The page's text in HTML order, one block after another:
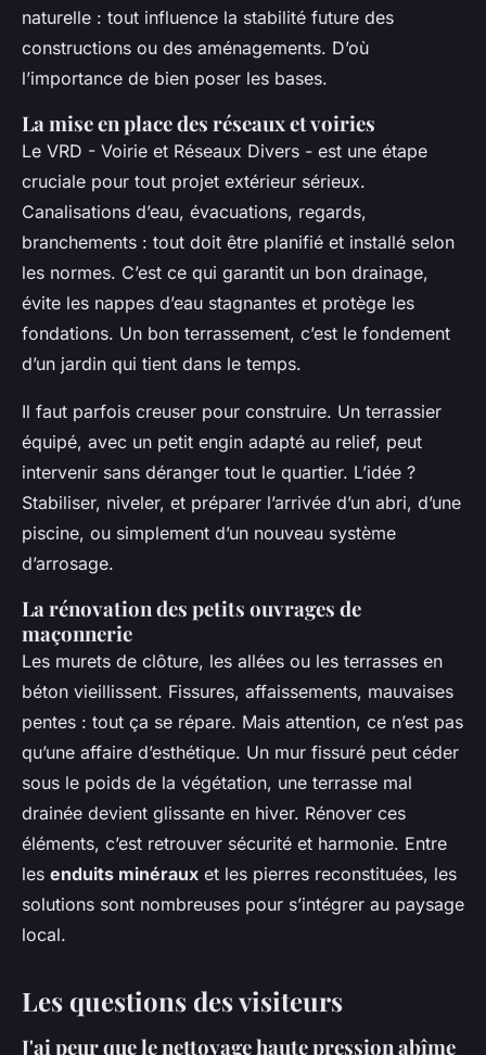
naturelle : tout influence la stabilité future des
constructions ou des aménagements. D’où
l’importance de bien poser les bases.
La mise en place des réseaux et voiries
Le VRD - Voirie et Réseaux Divers - est une étape
cruciale pour tout projet extérieur sérieux.
Canalisations d’eau, évacuations, regards,
branchements : tout doit être planifié et installé selon
les normes. C’est ce qui garantit un bon drainage,
évite les nappes d’eau stagnantes et protège les
fondations. Un bon terrassement, c’est le fondement
d’un jardin qui tient dans le temps.
Il faut parfois creuser pour construire. Un terrassier
équipé, avec un petit engin adapté au relief, peut
intervenir sans déranger tout le quartier. L’idée ?
Stabiliser, niveler, et préparer l’arrivée d’un abri, d’une
piscine, ou simplement d’un nouveau système
d’arrosage.
La rénovation des petits ouvrages de
maçonnerie
Les murets de clôture, les allées ou les terrasses en
béton vieillissent. Fissures, affaissements, mauvaises
pentes : tout ça se répare. Mais attention, ce n’est pas
qu’une affaire d’esthétique. Un mur fissuré peut céder
sous le poids de la végétation, une terrasse mal
drainée devient glissante en hiver. Rénover ces
éléments, c’est retrouver sécurité et harmonie. Entre
les enduits minéraux et les pierres reconstituées, les
solutions sont nombreuses pour s’intégrer au paysage
local.
Les questions des visiteurs
J'ai peur que le nettoyage haute pression abîme